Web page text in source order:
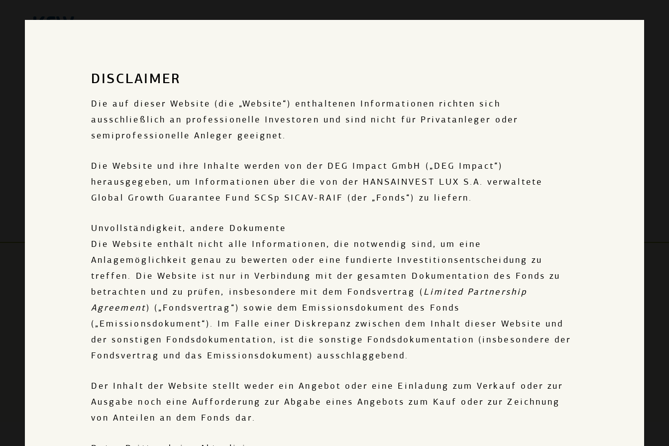
INTERVIEW MIT PORTFOLIO
INSTITUTIONELL
Kämmergasse 22
50676 Köln
F+49 221 4986 40910
M info@degimpact.de
Kontakt
DEG Impact auf LinkedIn
Cookie Einstellungen
DISCLAIMER
Die auf dieser Website (die „Website“) enthaltenen Informationen richten sich
ausschließlich an professionelle Investoren und sind nicht für Privatanleger oder
semiprofessionelle Anleger geeignet.
Die Website und ihre Inhalte werden von der DEG Impact GmbH („DEG Impact“)
herausgegeben, um Informationen über die von der HANSAINVEST LUX S.A. verwaltete
Global Growth Guarantee Fund SCSp SICAV-RAIF (der „Fonds“) zu liefern.
Unvollständigkeit, andere Dokumente
Die Website enthält nicht alle Informationen, die notwendig sind, um eine
Anlagemöglichkeit genau zu bewerten oder eine fundierte Investitionsentscheidung zu
treffen. Die Website ist nur in Verbindung mit der gesamten Dokumentation des Fonds zu
betrachten und zu prüfen, insbesondere mit dem Fondsvertrag (Limited Partnership
Agreement) („Fondsvertrag“) sowie dem Emissionsdokument des Fonds
(„Emissionsdokument“). Im Falle einer Diskrepanz zwischen dem Inhalt dieser Website und
der sonstigen Fondsdokumentation, ist die sonstige Fondsdokumentation (insbesondere der
Fondsvertrag und das Emissionsdokument) ausschlaggebend.
Der Inhalt der Website stellt weder ein Angebot oder eine Einladung zum Verkauf oder zur
Ausgabe noch eine Aufforderung zur Abgabe eines Angebots zum Kauf oder zur Zeichnung
von Anteilen an dem Fonds dar.